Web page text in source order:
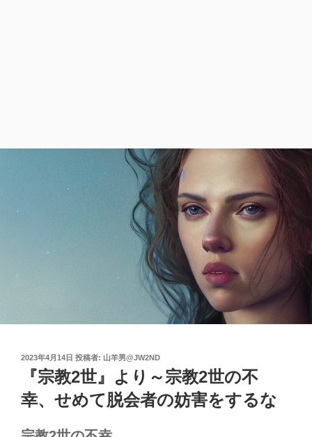
投
2023年4月14日 投稿者: 山羊男@JW2ND
『宗教2世』より～宗教2世の不
幸、せめて脱会者の妨害をするな